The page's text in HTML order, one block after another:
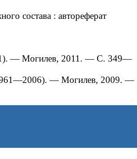
состава : автореферат
— Могилев, 2011. — С. 349—
— Могилев, 2009. —